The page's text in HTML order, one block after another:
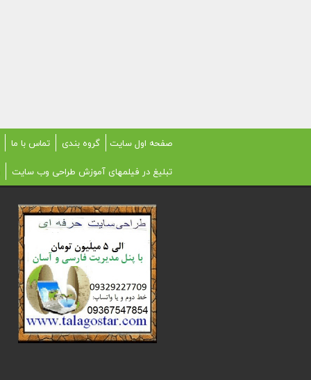
صفحه اول سایت گروه بندی تماس با ما
تبلیغ در فیلمهای آموزش طراحی وب سایت